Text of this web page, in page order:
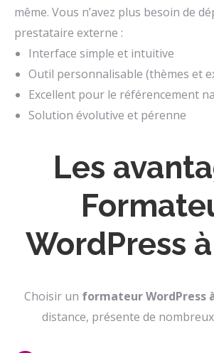
même. Vous n’avez plus besoin de
prestataire externe :
Interface simple et intuitive
Outil personnalisable (thèmes et
Excellent pour le référencement
Solution évolutive et pérenne
Les
WordPress
Choisir un formateur WordPress
distance, présente de